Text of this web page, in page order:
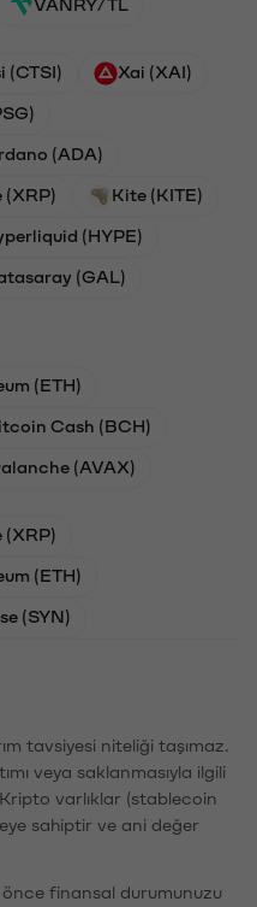
(CTSI) Xai (XAI)
(ADA)
(XRP) Kite (KITE)
(HYPE)
(GAL)
(ETH)
Cash (BCH)
(AVAX)
(XRP)
(ETH)
(SYN)
tavsiyesi niteliği taşımaz.
veya saklanmasıyla ilgili
varlıklar (stablecoin
sahiptir ve ani değer
finansal durumunuzu